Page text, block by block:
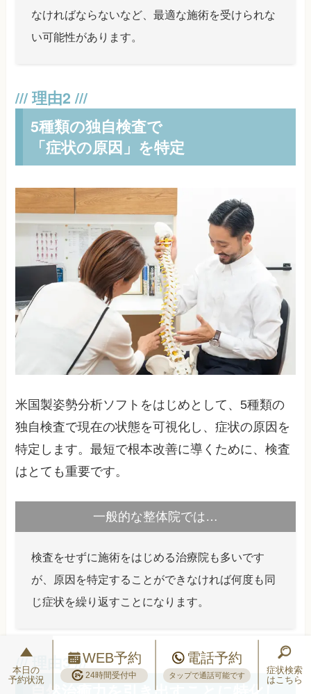
なければならないなど、最適な施術を受けられな
い可能性があります。
5種類の独自検査で
「症状の原因」を特定
米国製姿勢分析ソフトをはじめとして、5種類の
独自検査で現在の状態を可視化し、症状の原因を
特定します。最短で根本改善に導くために、検査
はとても重要です。
一般的な整体院では…
検査をせずに施術をはじめる治療院も多いです
が、原因を特定することができなければ何度も同
じ症状を繰り返すことになります。
本日の
予約状況
WEB予約
24時間受付中
電話予約
タップで通話可能です
症状検索
はこちら